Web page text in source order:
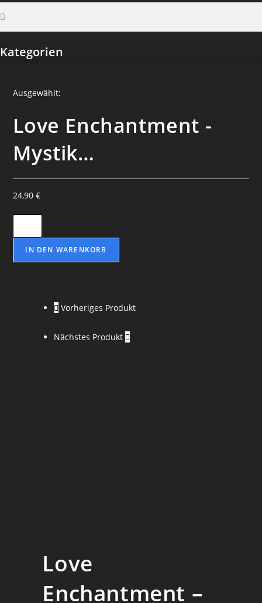
Kategorien
Ausgewählt:
Love Enchantment -
Mystik…
24,90€
IN DEN WARENKORB
Vorheriges Produkt
Nächstes Produkt
Love
Enchantment –